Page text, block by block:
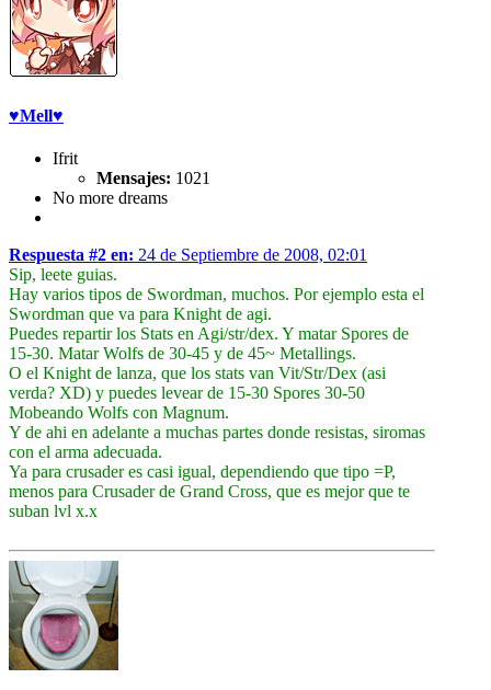
♥Mell♥
Ifrit
Mensajes: 1021
No more dreams
Respuesta #2 en: 24 de Septiembre de 2008, 02:01
Sip, leete guias.
Hay varios tipos de Swordman, muchos. Por ejemplo esta el
Swordman que va para Knight de agi.
Puedes repartir los Stats en Agi/str/dex. Y matar Spores de
15-30. Matar Wolfs de 30-45 y de 45~ Metallings.
O el Knight de lanza, que los stats van Vit/Str/Dex (asi
verda? XD) y puedes levear de 15-30 Spores 30-50
Mobeando Wolfs con Magnum.
Y de ahi en adelante a muchas partes donde resistas, siromas
con el arma adecuada.
Ya para crusader es casi igual, dependiendo que tipo =P,
menos para Crusader de Grand Cross, que es mejor que te
suban lvl x.x